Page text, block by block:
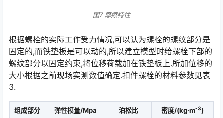
图7 摩擦特性
根据螺栓的实际工作受力情况,可以认为螺栓的螺纹部分是
固定的,而铁垫板是可以动的,所以建立模型时给螺栓下部的
螺纹部分以固定约束,将位移荷载加在铁垫板上.所加位移的
大小根据之前现场实测数值确定.扣件螺栓的材料参数见表
3.󠅅󠅃󠄵󠅂󠄪󠇖󠆨󠆨󠇕󠆞󠆒󠅬󠇘󠆭󠆘󠇙󠆝󠅵󠇗󠆭󠆁󠄐󠇗󠅹󠅸󠇖󠆍󠅳󠇖󠅹󠅰󠇖󠆌󠅹
组成部分 弹性模量/Mpa 泊松比 密度/(kg·m-3)